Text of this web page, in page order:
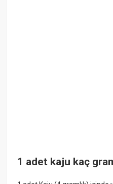
1 adet kaju kaç